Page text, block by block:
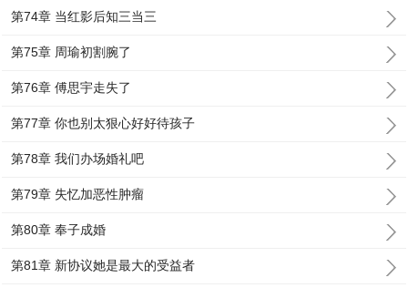
第74章 当红影后知三当三
第75章 周瑜初割腕了
第76章 傅思宇走失了
第77章 你也别太狠心好好待孩子
第78章 我们办场婚礼吧
第79章 失忆加恶性肿瘤
第80章 奉子成婚
第81章 新协议她是最大的受益者